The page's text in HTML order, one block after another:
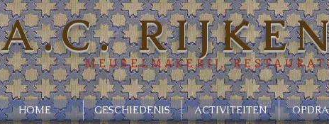
A.C.
MEUBELMAKERIJ,
HOME GESCHIEDENIS ACTIVITEITEN